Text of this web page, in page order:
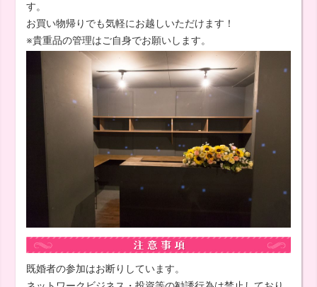
す。
お買い物帰りでも気軽にお越しいただけます！
※貴重品の管理はご自身でお願いします。
既婚者の参加はお断りしています。